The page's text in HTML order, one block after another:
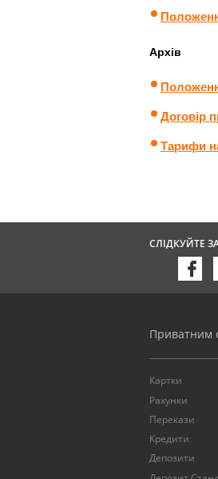
Архів
Договір
Тарифи
СЛІДКУЙТЕ
Приватним
Картки
Рахунки
Перекази
Кредити
Депозити